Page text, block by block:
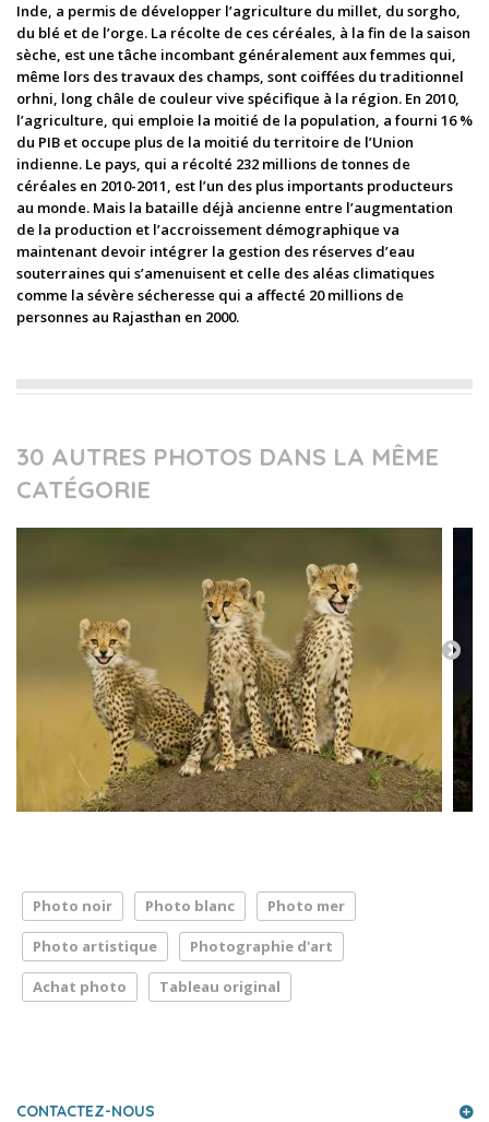
Inde, a permis de développer l’agriculture du millet, du sorgho,
du blé et de l’orge. La récolte de ces céréales, à la fin de la saison
sèche, est une tâche incombant généralement aux femmes qui,
même lors des travaux des champs, sont coiffées du traditionnel
orhni, long châle de couleur vive spécifique à la région. En 2010,
l’agriculture, qui emploie la moitié de la population, a fourni 16 %
du PIB et occupe plus de la moitié du territoire de l’Union
indienne. Le pays, qui a récolté 232 millions de tonnes de
céréales en 2010-2011, est l’un des plus importants producteurs
au monde. Mais la bataille déjà ancienne entre l’augmentation
de la production et l’accroissement démographique va
maintenant devoir intégrer la gestion des réserves d’eau
souterraines qui s’amenuisent et celle des aléas climatiques
comme la sévère sécheresse qui a affecté 20 millions de
personnes au Rajasthan en 2000.
30 AUTRES PHOTOS DANS LA MÊME
CATÉGORIE
Photo noir Photo blanc Photo mer
Photo artistique Photographie d'art
Achat photo Tableau original
CONTACTEZ-NOUS